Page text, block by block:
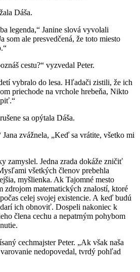
Dáša.
legenda,“ Janine slová vyvolali
som ale presvedčená, že toto miesto
cestu?“ vyzvedal Peter.
vybralo do lesa. Hľadači zistili, že ich
priechode na vrchole hrebeňa, Nikto
sa opýtala Dáša.
zvážnela, „Keď sa vrátite, všetko mi
zamyslel. Jedna zrada dokáže zničiť
všetkých členov prebehla
myšlienka. Ak Tajomné mesto
zdrojom matematických znalostí, ktoré
celej svojej existencie. A keď budú
ich obnoviť. Dospeli nakoniec k
člena cechu a nepatrným pohybom
cechmajster Peter. „Ak však naša
nedopovedal, tvrdý pohľad